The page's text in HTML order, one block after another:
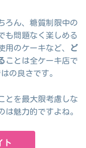
ろん、糖質制限中の
も問題なく楽しめる
用のケーキなど、
ど
ことは全ケーキ店で
の良さです。
とを最大限考慮しな
は魅力的ですよね。
ト